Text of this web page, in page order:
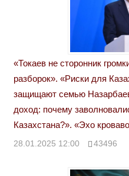
«Токаев не сторонник
разборок». «Риски для
защищают семью
доход: почему
Казахстана?». «Эхо
28.01.2025 12:00 43496